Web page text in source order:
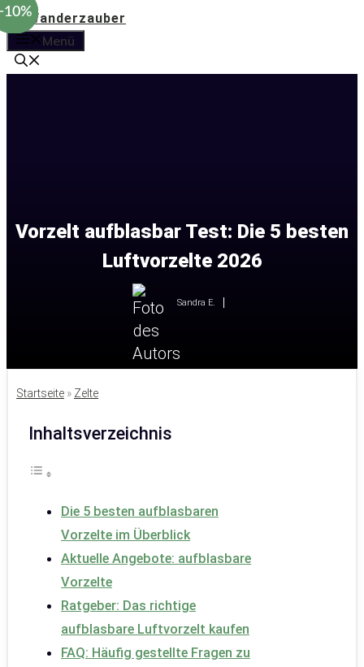
Zum
Inhalt
springen
Menü
Vorzelt aufblasbar Test: Die 5 besten
Luftvorzelte 2026
Sandra E.
Startseite » Zelte
Inhaltsverzeichnis
Die 5 besten aufblasbaren
Vorzelte im Überblick
Aktuelle Angebote: aufblasbare
Vorzelte
Ratgeber: Das richtige
aufblasbare Luftvorzelt kaufen
FAQ: Häufig gestellte Fragen zu